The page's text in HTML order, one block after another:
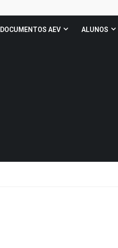
DOCUMENTOS AEV ALUNOS